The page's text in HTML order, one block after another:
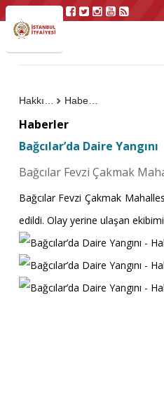
Haberler
Haberler
Bağcılar’da Daire Yangını
Bağcılar Fevzi Çakmak
Bağcılar Fevzi Çakmak
edildi. Olay yerine ulaşan